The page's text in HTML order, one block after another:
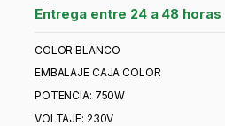
Entrega entre 24 a 48 horas
COLOR BLANCO
EMBALAJE CAJA COLOR
POTENCIA: 750W
VOLTAJE: 230V